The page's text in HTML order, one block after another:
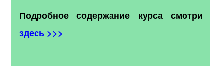
Подробное содержание курса смотри
здесь >>>